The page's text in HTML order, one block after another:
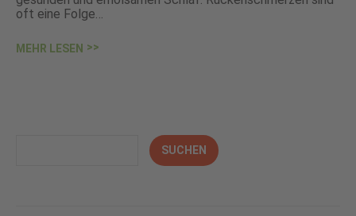
oft eine Folge…
MEHR LESEN